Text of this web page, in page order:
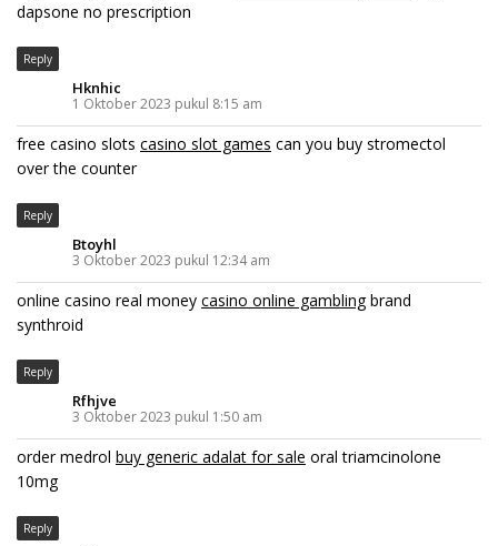
dapsone no prescription
Reply
Hknhic
1 Oktober 2023 pukul 8:15 am
free casino slots casino slot games can you buy stromectol
over the counter
Reply
Btoyhl
3 Oktober 2023 pukul 12:34 am
online casino real money casino online gamblingbrand
synthroid
Reply
Rfhjve
3 Oktober 2023 pukul 1:50 am
order medrol buy generic adalat for sale oral triamcinolone
10mg
Reply